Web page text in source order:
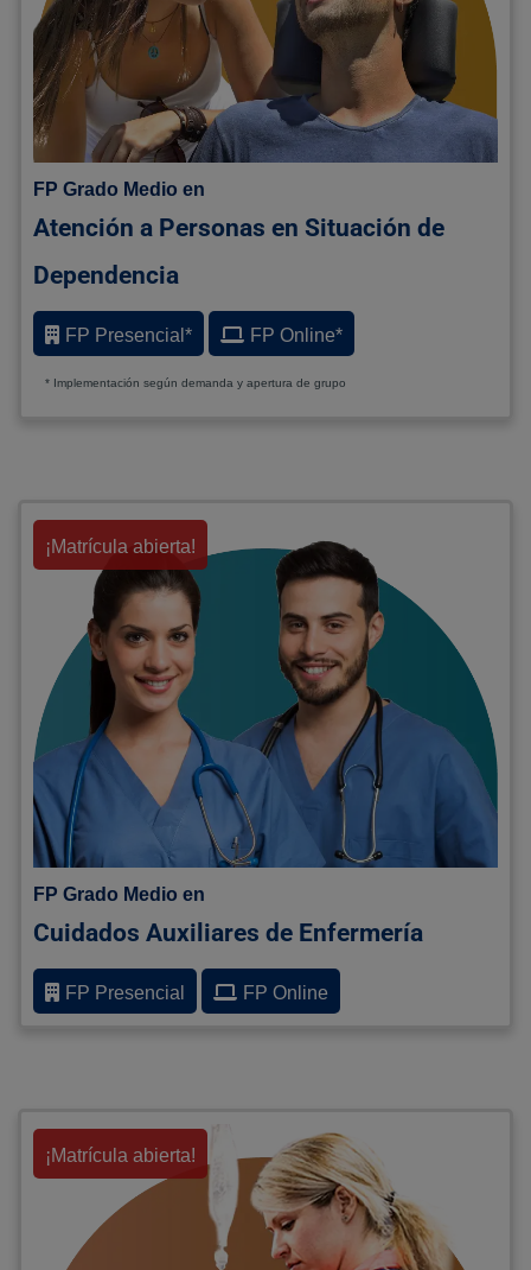
FP Grado Medio en
Atención a Personas en Situación de
Dependencia
FP Presencial* FP Online*
* Implementación según demanda y apertura de grupo
¡Matrícula abierta!
FP Grado Medio en
Cuidados Auxiliares de Enfermería
FP Presencial FP Online
¡Matrícula abierta!